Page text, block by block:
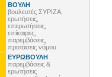
ΒΟΥΛΗ
βουλευτές ΣΥΡΙΖΑ,
ερωτήσεις,
επερωτήσεις,
επίκαιρες,
παρεμβάσεις,
προτάσεις νόμου
ΕΥΡΩΒΟΥΛΗ
παρεμβάσεις &
ερωτήσεις